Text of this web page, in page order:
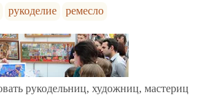
рукоделие ремесло
рукодельниц, художниц, мастериц